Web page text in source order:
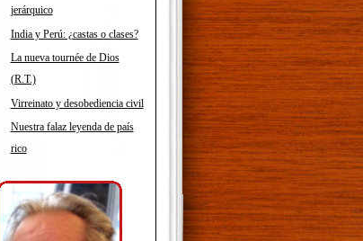
jerárquico
India y Perú: ¿castas o clases?
La nueva tournée de Dios
(R.T.)
Virreinato y desobediencia civil
Nuestra falaz leyenda de país
rico